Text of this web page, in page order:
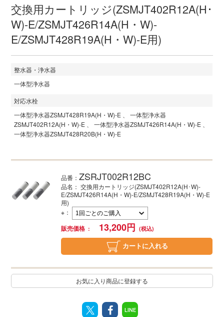
交換用カートリッジ(ZSMJT402R12A(H･
W)-E/ZSMJT426R14A(H・W)-
E/ZSMJT428R19A(H・W)-E用)
整水器・浄水器
一体型浄水器
対応水栓
一体型浄水器ZSMJT428R19A(H・W)-E
一体型浄水器
ZSMJT402R12A(H・W)-E
一体型浄水器ZSMJT426R14A(H・W)-E
一体型浄水器ZSMJT428R20B(H・W)-E
品番：ZSRJT002R12BC
品名： 交換用カートリッジ(ZSMJT402R12A(H･W)-
E/ZSMJT426R14A(H・W)-E/ZSMJT428R19A(H・W)-E
用)
※ ：
販売価格
13,200円
カートに入れる
お気に入り商品に登録する
LINE